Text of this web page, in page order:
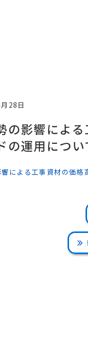
28日
の影響によ
の運用につい
による工事資材の価